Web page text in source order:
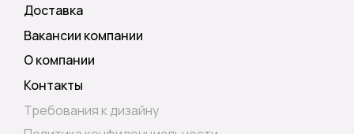
Доставка
Вакансии компании
О компании
Контакты
Требования к дизайну